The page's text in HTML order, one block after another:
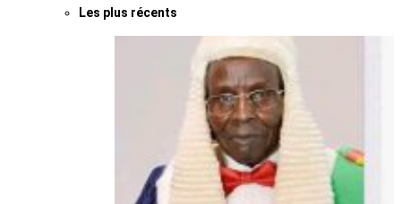
Les plus récents